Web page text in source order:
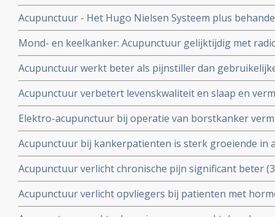
Acupunctuur - Het Hugo Nielsen Systeem plus
pijnverlichtend en levensverlengend als aanvulling op
kankerpatiënten, ook bij termnale kankerpatiënten.
Mond- en keelkanker: Acupunctuur gelijktijdig met
keelkanker vermindert significant optreden van droge
speekselvorming - xerostomie - en verbetert
Acupunctuur werkt beter als pijnstiller dan
morfine blijkt uit gerandomiseerde studie
Acupunctuur verbetert levenskwaliteit en slaap en
borstkankerpatienten, die last hebben van opvliegers
hormoontherapie.
Elektro-acupunctuur bij operatie van borstkanker
medicatie, geeft stabielere bloeddruk, minder stress
Acupunctuur bij kankerpatienten is sterk groeiende in
Amerika, maar vereist ook specifieke training voor
acupunctuur juist bij kankerpatienten aldus oncoloog
Acupunctuur verlicht chronische pijn significant beter
dubbelblinde gerandomiseerde studie.
Acupunctuur verlicht opvliegers bij patienten met
zo goed als Effexor - Venlafaxine.